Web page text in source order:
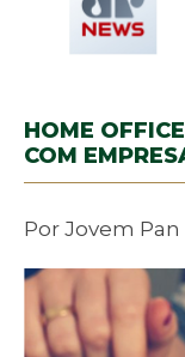
HOME
COM
Por Jovem Pan